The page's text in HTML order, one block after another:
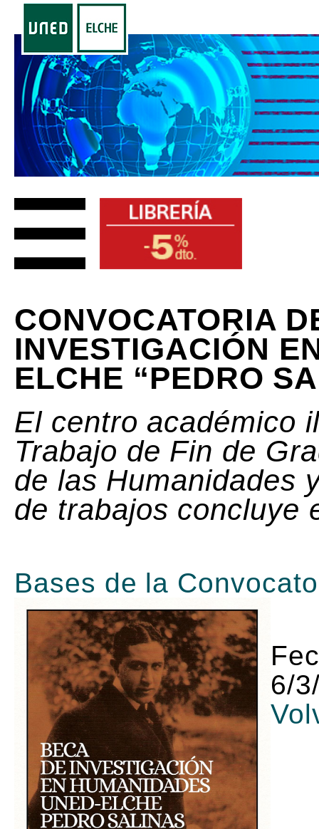
CONVOCATORIA
INVESTIGACIÓN
ELCHE “PEDRO
El centro académico
Trabajo de Fin de
de las Humanidades
de trabajos concluye
Bases de la
6/